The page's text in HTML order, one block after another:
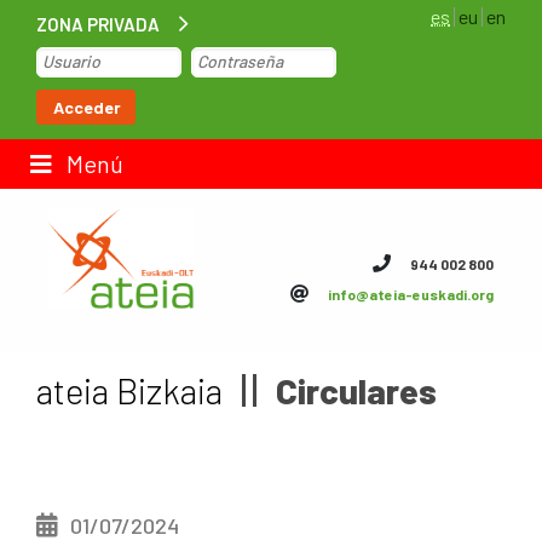
ZONA PRIVADA
Acceder
es eu en
Menú
Inicio
Bolsa de trabajo
Contacto
944 002 800
info@ateia-euskadi.org
ateia Bizkaia Circulares
01/07/2024